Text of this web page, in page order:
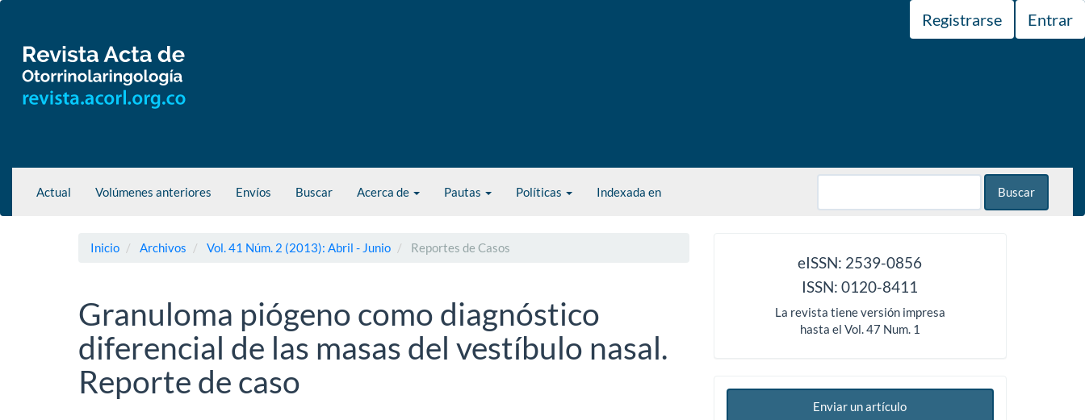
principal
Barra
lateral
Registrarse Entrar
Actual Volúmenes anteriores Envíos Buscar Acerca de Pautas Políticas Indexada en Buscar
Inicio Archivos Vol. 41 Núm. 2 (2013): Abril - Junio Reportes de Casos
Granuloma piógeno como diagnóstico
diferencial de las masas del vestíbulo nasal.
Reporte de caso
eISSN: 2539-0856
ISSN: 0120-8411
La revista tiene versión impresa
hasta el Vol. 47 Num. 1
Enviar un artículo